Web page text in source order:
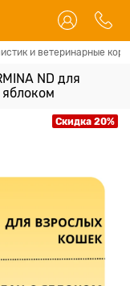
и ветеринарные
ND для
Скидка 20%